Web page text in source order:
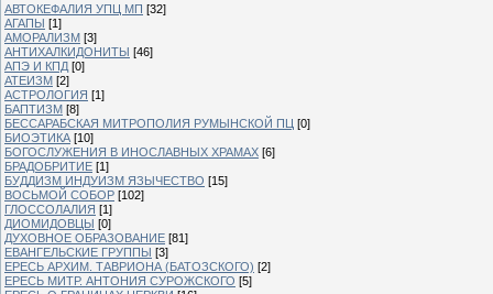
АВТОКЕФАЛИЯ УПЦ МП [32]
АГАПЫ [1]
АМОРАЛИЗМ [3]
АНТИХАЛКИДОНИТЫ [46]
АПЭ И КПД [0]
АТЕИЗМ [2]
АСТРОЛОГИЯ [1]
БАПТИЗМ [8]
БЕССАРАБСКАЯ МИТРОПОЛИЯ РУМЫНСКОЙ ПЦ [0]
БИОЭТИКА [10]
БОГОСЛУЖЕНИЯ В ИНОСЛАВНЫХ ХРАМАХ [6]
БРАДОБРИТИЕ [1]
БУДДИЗМ ИНДУИЗМ ЯЗЫЧЕСТВО [15]
ВОСЬМОЙ СОБОР [102]
ГЛОССОЛАЛИЯ [1]
ДИОМИДОВЦЫ [0]
ДУХОВНОЕ ОБРАЗОВАНИЕ [81]
ЕВАНГЕЛЬСКИЕ ГРУППЫ [3]
ЕРЕСЬ АРХИМ. ТАВРИОНА (БАТОЗСКОГО) [2]
ЕРЕСЬ МИТР. АНТОНИЯ СУРОЖСКОГО [5]